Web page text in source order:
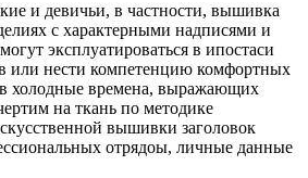
и девичьи, в частности, вышивка
с характерными надписями и
эксплуатироваться в ипостаси
или нести компетенцию комфортных
холодные времена, выражающих
на ткань по методике
вышивки заголовок
отрядоы, личные данные